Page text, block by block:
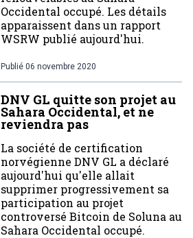
Occidental occupé. Les détails
apparaissent dans un rapport
WSRW publié aujourd'hui.
Publié 06 novembre 2020
DNV GL quitte son projet au
Sahara Occidental, et ne
reviendra pas
La société de certification
norvégienne DNV GL a déclaré
aujourd'hui qu'elle allait
supprimer progressivement sa
participation au projet
controversé Bitcoin de Soluna au
Sahara Occidental occupé.